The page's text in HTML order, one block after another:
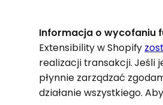
Informacja o wycofaniu
Extensibility w Shopify
realizacji transakcji. Jeśli
płynnie zarządzać
działanie wszystkiego.